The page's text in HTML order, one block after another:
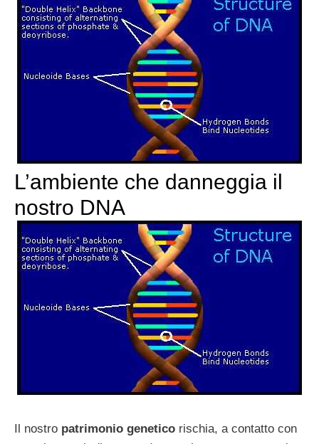
L’ambiente che danneggia il
nostro DNA
Il nostro patrimonio genetico rischia, a contatto con